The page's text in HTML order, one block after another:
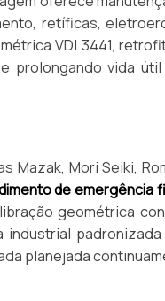
retíficas,
VDI 3441,
prolongando vida
Mori Seiki,
de emergência
geométrica
planejada